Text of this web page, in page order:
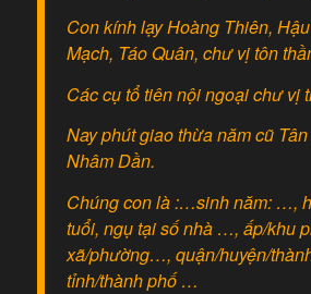
Con kính lạy Hoàng Thiên,
Mạch, Táo Quân, chư vị tôn
Các cụ tổ tiên nội ngoại chư vị
Nay phút giao thừa năm cũ
Nhâm Dần.
Chúng con là :…sinh năm: …,
tuổi, ngụ tại số nhà …, ấp/khu
xã/phường…, quận/huyện/
tỉnh/thành phố …